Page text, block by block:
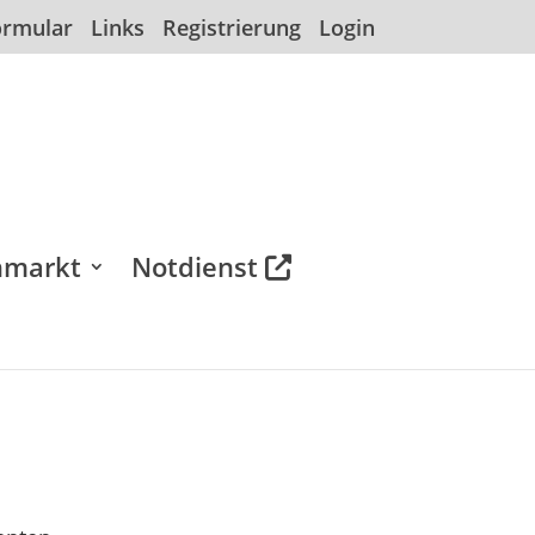
Links Registrierung Login
Notdienst